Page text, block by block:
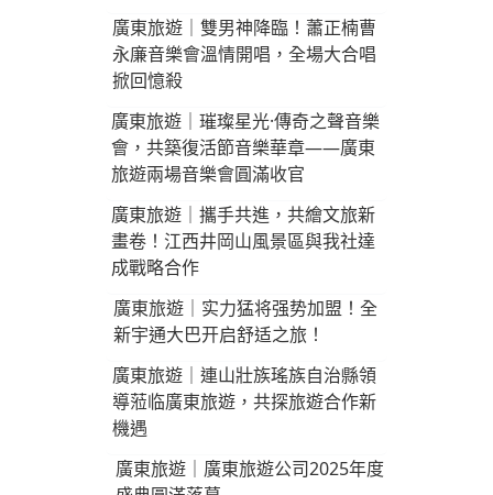
廣東旅遊｜雙男神降臨！蕭正楠曹
永廉音樂會溫情開唱，全場大合唱
掀回憶殺
廣東旅遊｜璀璨星光·傳奇之聲音樂
會，共築復活節音樂華章——廣東
旅遊兩場音樂會圓滿收官
廣東旅遊｜攜手共進，共繪文旅新
畫卷！江西井岡山風景區與我社達
成戰略合作
廣東旅遊｜实力猛将强势加盟！全
新宇通大巴开启舒适之旅！
廣東旅遊｜連山壯族瑤族自治縣領
導蒞临廣東旅遊，共探旅遊合作新
機遇
廣東旅遊｜廣東旅遊公司2025年度